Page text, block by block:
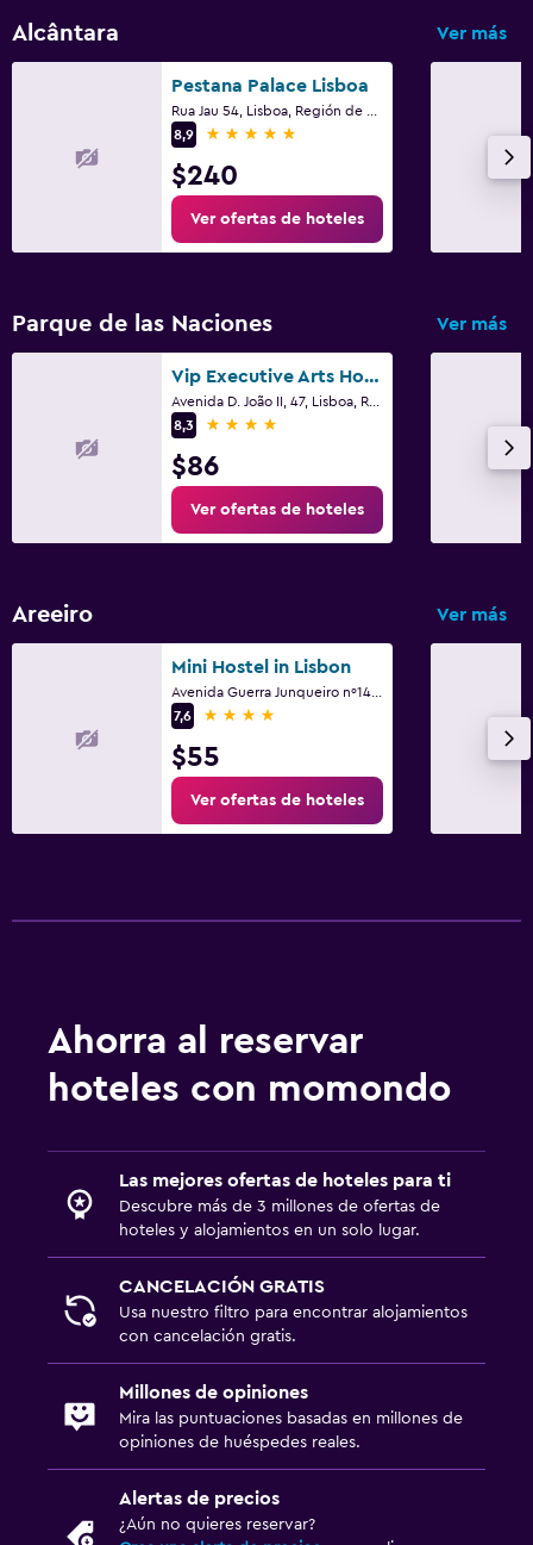
Sistema de entretenimiento
Sala de estar/TV compartida
Alcântara Ver más
Pestana Palace Lisboa
8,9
5 estrellas
$240
Ver ofertas de hoteles
Parque de las Naciones Ver más
Vip Executive Arts Hotel
8,3
4 estrellas
$86
Ver ofertas de hoteles
Areeiro Ver más
Mini Hostel in Lisbon
7,6
4 estrellas
$55
Ver ofertas de hoteles
Ahorra al reservar
hoteles con momondo
Las mejores ofertas de hoteles para ti
Descubre más de 3 millones de ofertas de
hoteles y alojamientos en un solo lugar.
CANCELACIÓN GRATIS
Usa nuestro filtro para encontrar alojamientos
con cancelación gratis.
Millones de opiniones
Mira las puntuaciones basadas en millones de
opiniones de huéspedes reales.
Alertas de precios
¿Aún no quieres reservar?